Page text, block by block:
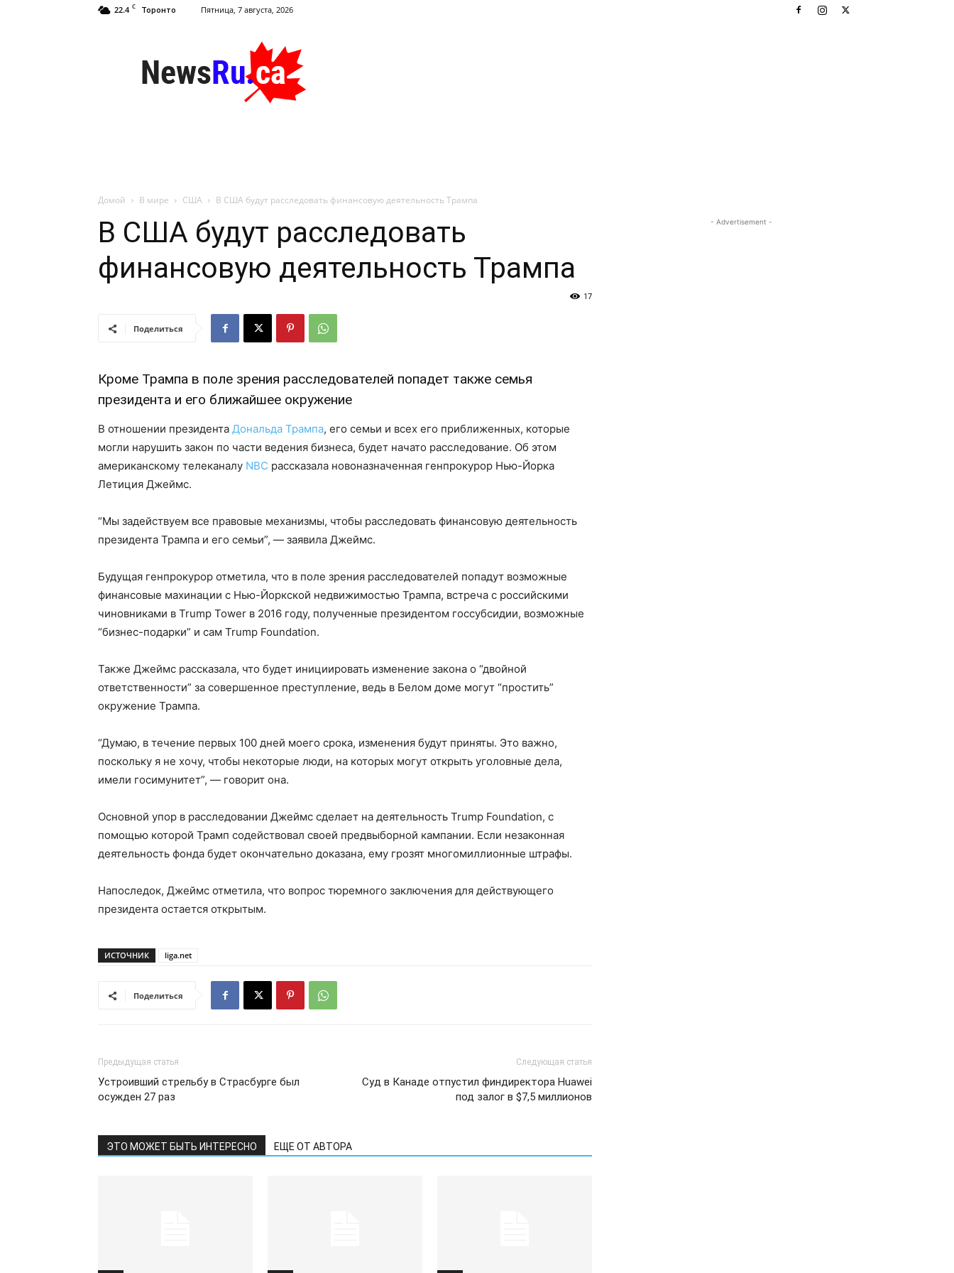
22.4 C Торонто Пятница, 7 августа, 2026
NewsRu.Ca
Домой В мире США В США будут расследовать финансовую деятельность Трампа
В США будут расследовать
финансовую деятельность Трампа
17
Поделиться
Кроме Трампа в поле зрения расследователей попадет также семья
президента и его ближайшее окружение
В отношении президента Дональда Трампа, его семьи и всех его приближенных, которые
могли нарушить закон по части ведения бизнеса, будет начато расследование. Об этом
американскому телеканалу NBC рассказала новоназначенная генпрокурор Нью-Йорка
Летиция Джеймс.
“Мы задействуем все правовые механизмы, чтобы расследовать финансовую деятельность
президента Трампа и его семьи”, — заявила Джеймс.
Будущая генпрокурор отметила, что в поле зрения расследователей попадут возможные
финансовые махинации с Нью-Йоркской недвижимостью Трампа, встреча с российскими
чиновниками в Trump Tower в 2016 году, полученные президентом госсубсидии, возможные
“бизнес-подарки” и сам Trump Foundation.
Также Джеймс рассказала, что будет инициировать изменение закона о “двойной
ответственности” за совершенное преступление, ведь в Белом доме могут “простить”
окружение Трампа.
“Думаю, в течение первых 100 дней моего срока, изменения будут приняты. Это важно,
поскольку я не хочу, чтобы некоторые люди, на которых могут открыть уголовные дела,
имели госимунитет”, — говорит она.
Основной упор в расследовании Джеймс сделает на деятельность Trump Foundation, с
помощью которой Трамп содействовал своей предвыборной кампании. Если незаконная
деятельность фонда будет окончательно доказана, ему грозят многомиллионные штрафы.
Напоследок, Джеймс отметила, что вопрос тюремного заключения для действующего
президента остается открытым.
ИСТОЧНИК liga.net
Поделиться
Предыдущая статья
Устроивший стрельбу в Страсбурге был
осужден 27 раз
Следующая статья
Суд в Канаде отпустил финдиректора Huawei
под залог в $7,5 миллионов
ЭТО МОЖЕТ БЫТЬ ИНТЕРЕСНО ЕЩЕ ОТ АВТОРА
- Advertisement -